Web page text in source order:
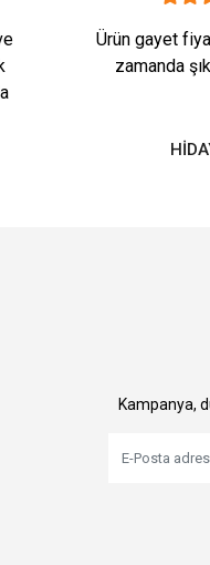
Ürün gayet
zamanda
Kampanya,